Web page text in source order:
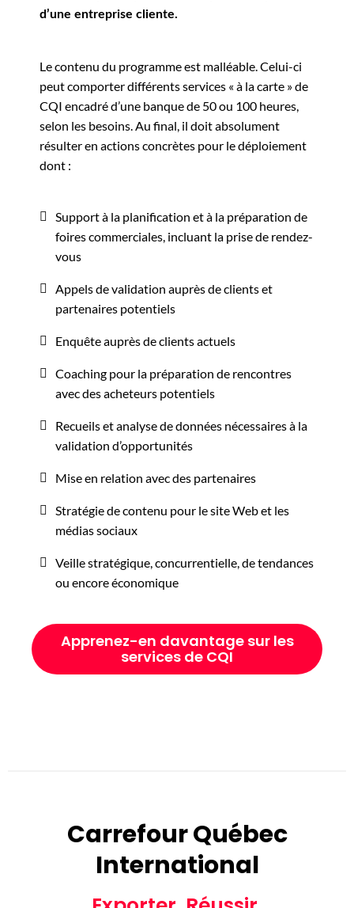
d’une entreprise cliente.
Le contenu du programme est malléable. Celui-ci
peut comporter différents services « à la carte » de
CQI encadré d’une banque de 50 ou 100 heures,
selon les besoins. Au final, il doit absolument
résulter en actions concrètes pour le déploiement
dont :
Support à la planification et à la préparation de
foires commerciales, incluant la prise de rendez-
vous
Appels de validation auprès de clients et
partenaires potentiels
Enquête auprès de clients actuels
Coaching pour la préparation de rencontres
avec des acheteurs potentiels
Recueils et analyse de données nécessaires à la
validation d’opportunités
Mise en relation avec des partenaires
Stratégie de contenu pour le site Web et les
médias sociaux
Veille stratégique, concurrentielle, de tendances
ou encore économique
Apprenez-en davantage sur les
services de CQI
Carrefour Québec
International